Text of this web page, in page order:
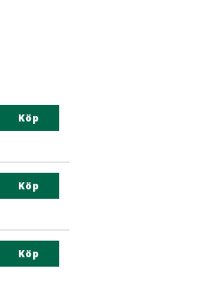
Köp
Köp
Köp